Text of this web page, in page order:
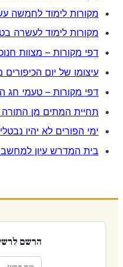
מקורות לימוד לחמשה
מקורות לימוד לעשרה
דפי מקורות – מצוות
עיצומו של יום
דפי מקורות – טעמי חג
תחיית המתים מן
ימי הפורים לא יהיו
בית המדרש עיון
הרשם